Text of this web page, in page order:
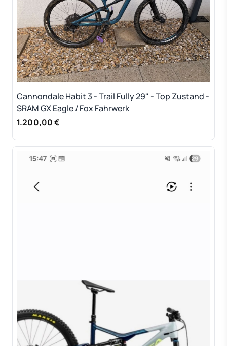
Cannondale Habit 3 - Trail Fully 29" - Top Zustand -
SRAM GX Eagle / Fox Fahrwerk
1.200,00 €